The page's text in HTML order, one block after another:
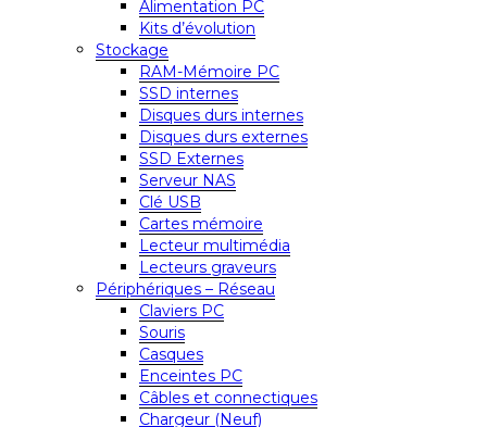
Alimentation PC
Kits d’évolution
Stockage
RAM-Mémoire PC
SSD internes
Disques durs internes
Disques durs externes
SSD Externes
Serveur NAS
Clé USB
Cartes mémoire
Lecteur multimédia
Lecteurs graveurs
Périphériques – Réseau
Claviers PC
Souris
Casques
Enceintes PC
Câbles et connectiques
Chargeur (Neuf)